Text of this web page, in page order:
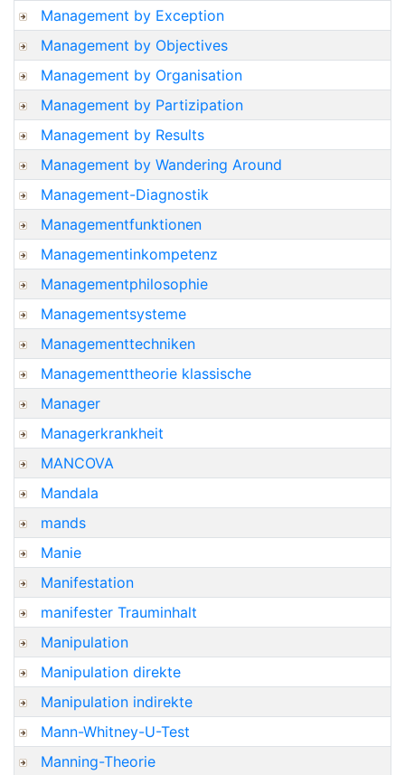
Management by Exception
Management by Objectives
Management by Organisation
Management by Partizipation
Management by Results
Management by Wandering Around
Management-Diagnostik
Managementfunktionen
Managementinkompetenz
Managementphilosophie
Managementsysteme
Managementtechniken
Managementtheorie klassische
Manager
Managerkrankheit
MANCOVA
Mandala
mands
Manie
Manifestation
manifester Trauminhalt
Manipulation
Manipulation direkte
Manipulation indirekte
Mann-Whitney-U-Test
Manning-Theorie